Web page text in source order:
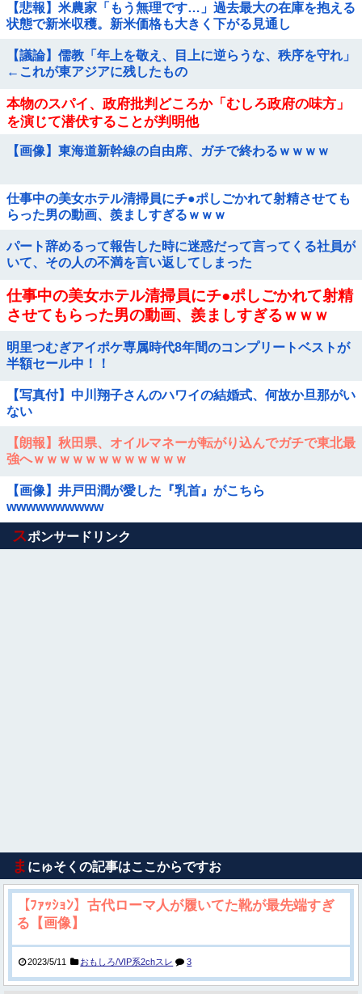
【悲報】米農家「もう無理です…」過去最大の在庫を抱える
状態で新米収穫。新米価格も大きく下がる見通し
【議論】儒教「年上を敬え、目上に逆らうな、秩序を守れ」
←これが東アジアに残したもの
本物のスパイ、政府批判どころか「むしろ政府の味方」
を演じて潜伏することが判明他
【画像】東海道新幹線の自由席、ガチで終わるｗｗｗｗ
仕事中の美女ホテル清掃員にチ●ポしごかれて射精させても
らった男の動画、羨ましすぎるｗｗｗ
パート辞めるって報告した時に迷惑だって言ってくる社員が
いて、その人の不満を言い返してしまった
仕事中の美女ホテル清掃員にチ●ポしごかれて射精
させてもらった男の動画、羨ましすぎるｗｗｗ
明里つむぎアイポケ専属時代8年間のコンプリートベストが
半額セール中！！
【写真付】中川翔子さんのハワイの結婚式、何故か旦那がい
ない
【朗報】秋田県、オイルマネーが転がり込んでガチで東北最
強へｗｗｗｗｗｗｗｗｗｗｗｗ
【画像】井戸田潤が愛した『乳首』がこちら
wwwwwwwwww
Powered by livedoor 相互RSS
スポンサードリンク
ま にゅそくの記事はここからですお
【ﾌｧｯｼｮﾝ】古代ローマ人が履いてた靴が最先端すぎ
る【画像】
2023/5/11 おもしろ/VIP系2chスレ 3